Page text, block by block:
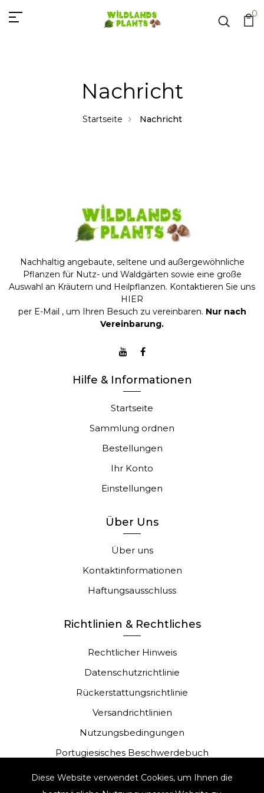
0
Nachricht
Startseite Nachricht
Nachhaltig angebaute, seltene und außergewöhnliche
Pflanzen für Nutz- und Waldgärten sowie eine große
Auswahl an Kräutern und Heilpflanzen. Kontaktieren Sie uns
HIER
per E-Mail , um Ihren Besuch zu vereinbaren. Nur nach
Vereinbarung.
Hilfe & Informationen
Startseite
Sammlung ordnen
Bestellungen
Ihr Konto
Einstellungen
Über Uns
Über uns
Kontaktinformationen
Haftungsausschluss
Richtlinien & Rechtliches
Rechtlicher Hinweis
Datenschutzrichtlinie
Rückerstattungsrichtlinie
Versandrichtlinien
Nutzungsbedingungen
Portugiesisches Beschwerdebuch
Diese Website verwendet Cookies, um Ihnen die